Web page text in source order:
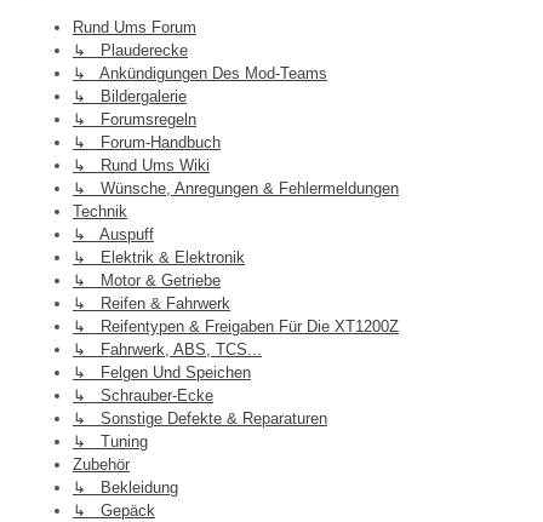
Rund Ums Forum
↳ Plauderecke
↳ Ankündigungen Des Mod-Teams
↳ Bildergalerie
↳ Forumsregeln
↳ Forum-Handbuch
↳ Rund Ums Wiki
↳ Wünsche, Anregungen & Fehlermeldungen
Technik
↳ Auspuff
↳ Elektrik & Elektronik
↳ Motor & Getriebe
↳ Reifen & Fahrwerk
↳ Reifentypen & Freigaben Für Die XT1200Z
↳ Fahrwerk, ABS, TCS...
↳ Felgen Und Speichen
↳ Schrauber-Ecke
↳ Sonstige Defekte & Reparaturen
↳ Tuning
Zubehör
↳ Bekleidung
↳ Gepäck